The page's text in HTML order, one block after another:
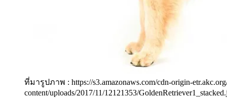
ที่มารูปภาพ : https://s3.amazonaws.com/cdn-origin-
content/uploads/2017/11/12121353/